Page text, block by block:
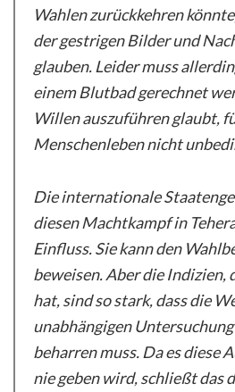
Wahlen zurückkehren
der gestrigen Bilder und
glauben. Leider muss
einem Blutbad gerechnet
Willen auszuführen glaubt,
Menschenleben nicht
Die internationale
diesen Machtkampf in
Einfluss. Sie kann den
beweisen. Aber die Indizien,
hat, sind so stark, dass die
unabhängigen
beharren muss. Da es diese
nie geben wird, schließt das